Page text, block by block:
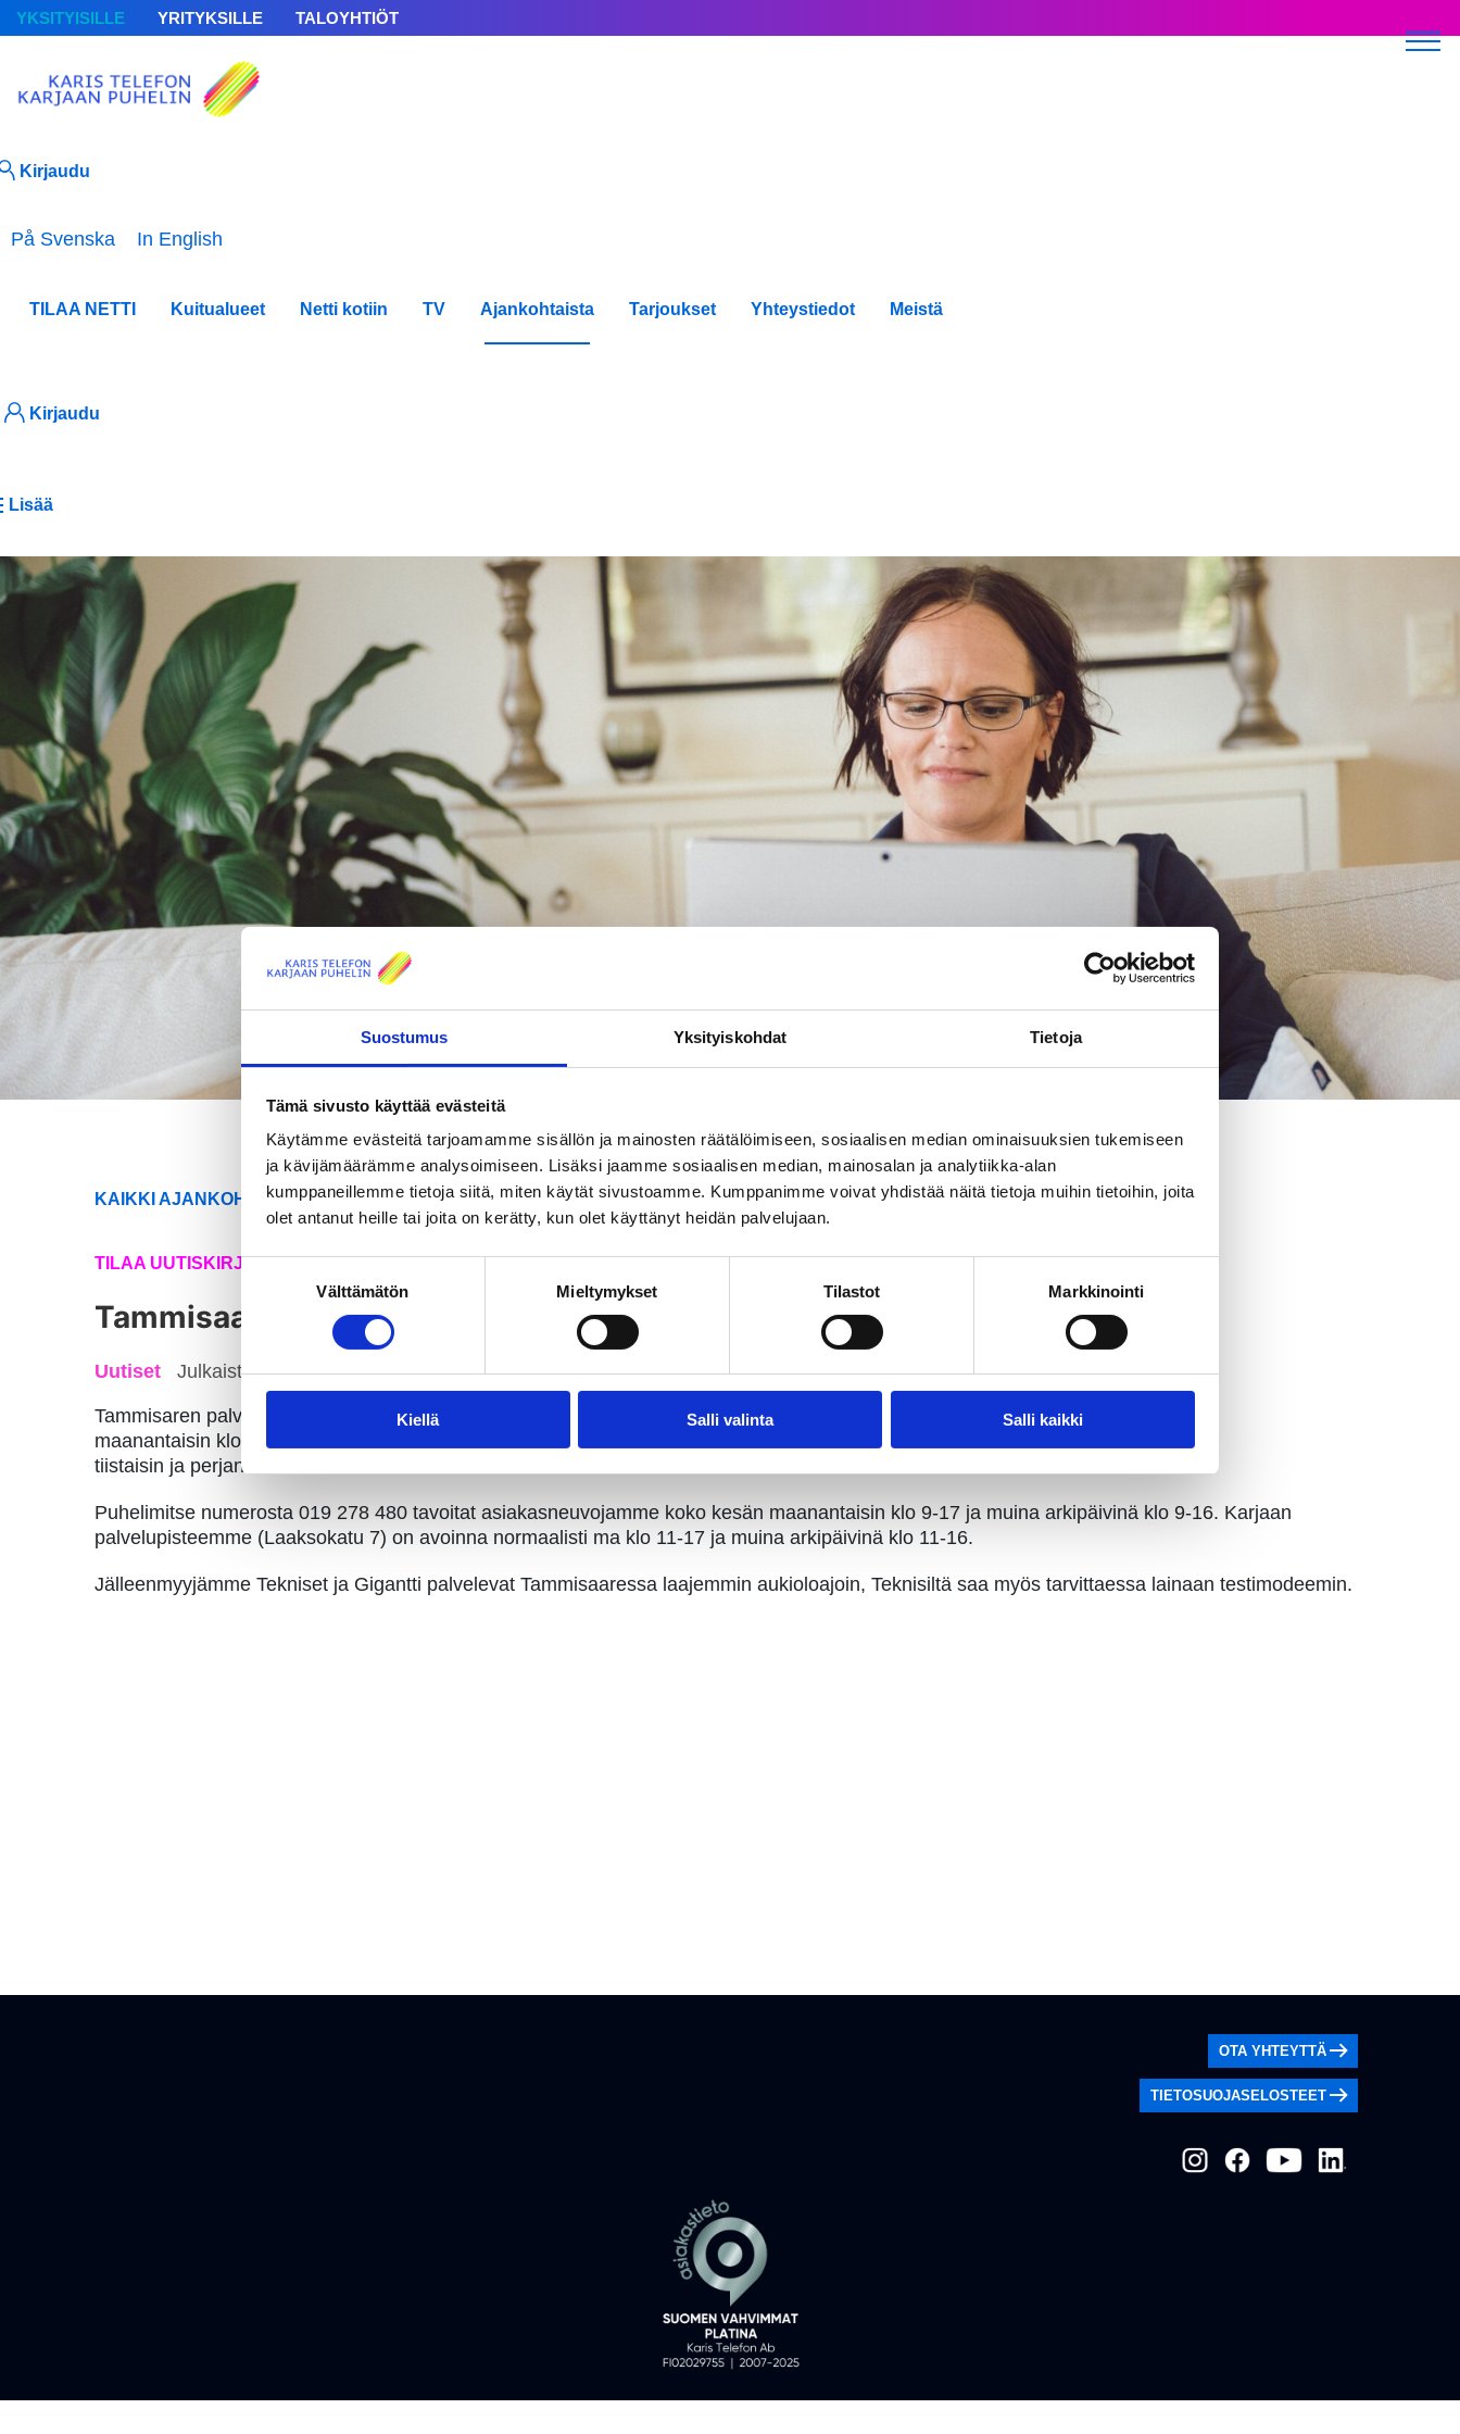
Suostumus Yksityiskohdat Tietoja
Tämä sivusto käyttää evästeitä
Käytämme evästeitä tarjoamamme sisällön ja mainosten räätälöimiseen, sosiaalisen median ominaisuuksien tukemiseen
ja kävijämäärämme analysoimiseen. Lisäksi jaamme sosiaalisen median, mainosalan ja analytiikka-alan
kumppaneillemme tietoja siitä, miten käytät sivustoamme. Kumppanimme voivat yhdistää näitä tietoja muihin tietoihin, joita
olet antanut heille tai joita on kerätty, kun olet käyttänyt heidän palvelujaan.
Suostumuksen
Välttämätön Mieltymykset Tilastot Markkinointi
Kiellä Salli valinta Salli kaikki
YKSITYISILLE YRITYKSILLE TALOYHTIÖT
Kirjaudu
Valitse kieli
På Svenska In English
TILAA NETTI Kuitualueet Netti kotiin TV Ajankohtaista Tarjoukset Yhteystiedot Meistä
Kirjaudu
Lisää
KAIKKI AJANKOHTAISET
TILAA UUTISKIRJEEMME
Uutiset
Tammisaaren palvelupisteessämme poikkeavat kesäaukioloajat 26.6.-11.8.
Uutiset Julkaistu: 19.06.2017
Tammisaren palvelupisteemme Viherlehdonkadulla palvelee juhannuksen ja koulujen alun välillä (viikot 26-32) seuraavasti:
maanantaisin klo 11-17
tiistaisin ja perjantaisin 11-16
Puhelimitse numerosta 019 278 480 tavoitat asiakasneuvojamme koko kesän maanantaisin klo 9-17 ja muina arkipäivinä klo 9-16. Karjaan
palvelupisteemme (Laaksokatu 7) on avoinna normaalisti ma klo 11-17 ja muina arkipäivinä klo 11-16.
Jälleenmyyjämme Tekniset ja Gigantti palvelevat Tammisaaressa laajemmin aukioloajoin, Teknisiltä saa myös tarvittaessa lainaan testimodeemin.
OTA YHTEYTTÄ
TIETOSUOJASELOSTEET